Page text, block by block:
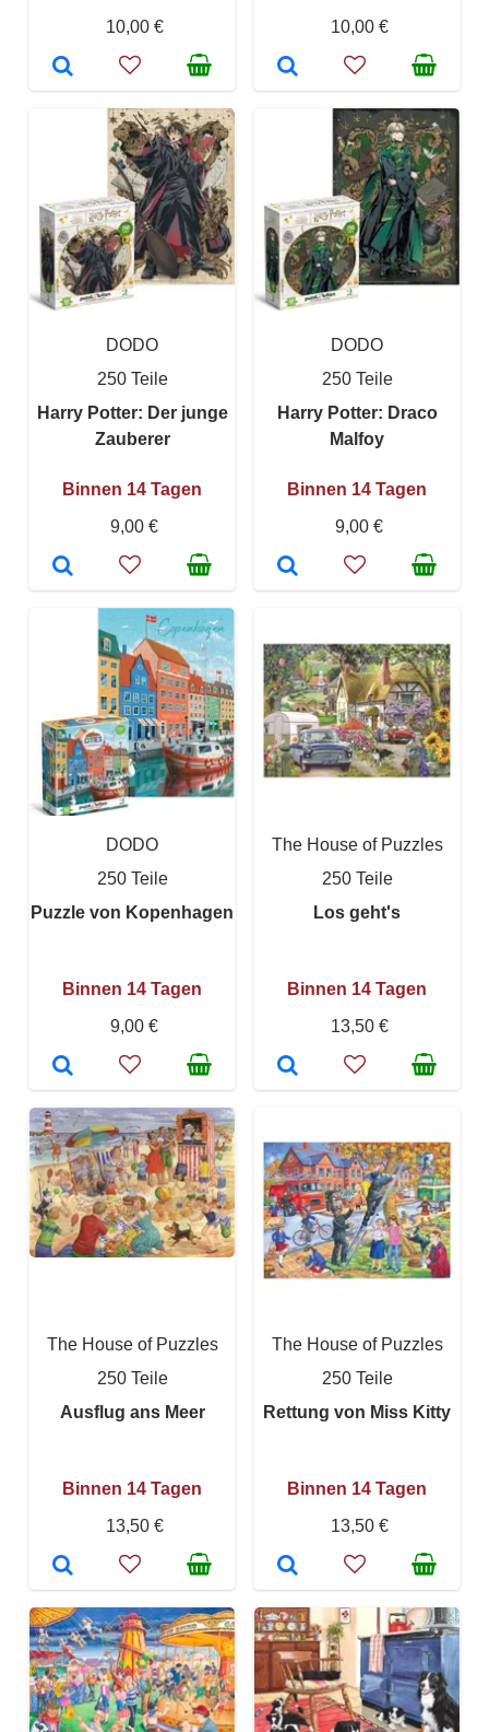
10,00 €
10,00 €
DODO
250 Teile
Harry Potter: Der junge
Zauberer
Binnen 14 Tagen
9,00 €
DODO
250 Teile
Harry Potter: Draco
Malfoy
Binnen 14 Tagen
9,00 €
DODO
250 Teile
Puzzle von Kopenhagen
Binnen 14 Tagen
9,00 €
The House of Puzzles
250 Teile
Los geht's
Binnen 14 Tagen
13,50 €
The House of Puzzles
250 Teile
Ausflug ans Meer
Binnen 14 Tagen
13,50 €
The House of Puzzles
250 Teile
Rettung von Miss Kitty
Binnen 14 Tagen
13,50 €